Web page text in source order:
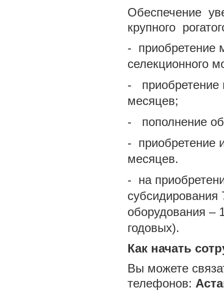
Обеспечение
крупного
- приобретение
селекционного
- приобретение
месяцев;
- пополнение
- приобретение
месяцев.
- на
субсидирования
оборудования –
годовых).
Как начать
Вы можете
телефонов: